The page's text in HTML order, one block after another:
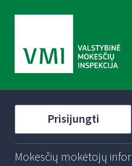
Prisijungti
Mokesčių mokėtojų